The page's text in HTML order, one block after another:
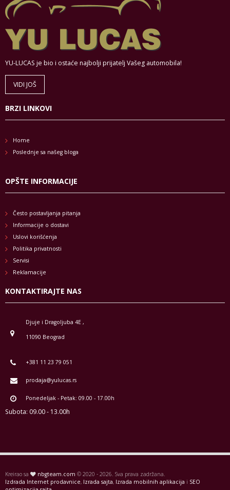
YU-LUCAS je bio i ostaće najbolji prijatelj Vašeg automobila!
VIDI JOŠ
BRZI LINKOVI
Home
Poslednje sa našeg bloga
OPŠTE INFORMACIJE
Često postavljanja pitanja
Informacije o dostavi
Uslovi korišćenja
Politika privatnosti
Servisi
Reklamacije
KONTAKTIRAJTE NAS
Djuje i Dragoljuba 4E ,
11090 Beograd
+381 11 23 79 051
prodaja@yulucas.rs
Ponedeljak - Petak: 09.00 - 17.00h
Subota: 09.00 - 13.00h
Kreirao sa nbgteam.com © 2020 - 2026. Sva prava zadržana.
Izdrada Internet prodavnice, Izrada sajta, Izrada mobilnih aplikacija i SEO